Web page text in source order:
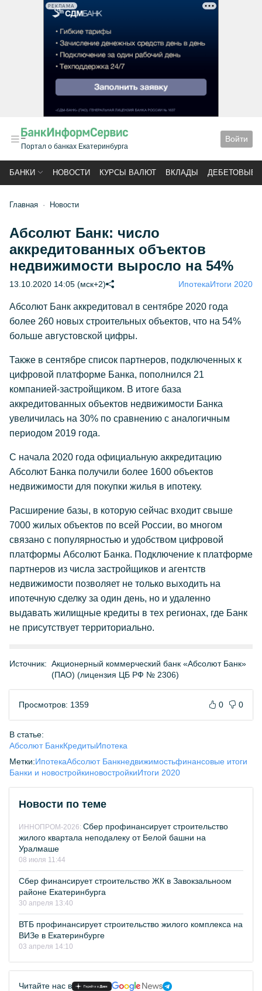
РЕКЛАМА
Портал о банках Екатеринбурга
Войти
БАНКИ НОВОСТИ КУРСЫ ВАЛЮТ ВКЛАДЫ ДЕБЕТОВЫЕ
Главная Новости
Абсолют Банк: число
аккредитованных объектов
недвижимости выросло на 54%
13.10.2020 14:05 (мск+2) ИпотекаИтоги 2020
Абсолют Банк аккредитовал в сентябре 2020 года
более 260 новых строительных объектов, что на 54%
больше августовской цифры.
Также в сентябре список партнеров, подключенных к
цифровой платформе Банка, пополнился 21
компанией-застройщиком. В итоге база
аккредитованных объектов недвижимости Банка
увеличилась на 30% по сравнению с аналогичным
периодом 2019 года.
С начала 2020 года официальную аккредитацию
Абсолют Банка получили более 1600 объектов
недвижимости для покупки жилья в ипотеку.
Расширение базы, в которую сейчас входит свыше
7000 жилых объектов по всей России, во многом
связано с популярностью и удобством цифровой
платформы Абсолют Банка. Подключение к платформе
партнеров из числа застройщиков и агентств
недвижимости позволяет не только выходить на
ипотечную сделку за один день, но и удаленно
выдавать жилищные кредиты в тех регионах, где Банк
не присутствует территориально.
Источник: Акционерный коммерческий банк «Абсолют Банк»
(ПАО) (лицензия ЦБ РФ № 2306)
Просмотров: 1359 0 0
В статье:
Абсолют БанкКредитыИпотека
Метки:ИпотекаАбсолют Банкнедвижимостьфинансовые итоги
Банки и новостройкиновостройкиИтоги 2020
Новости по теме
ИННОПРОМ-2026: Сбер профинансирует строительство
жилого квартала неподалеку от Белой башни на
Уралмаше
08 июля 11:44
Сбер финансирует строительство ЖК в Завокзальноом
районе Екатеринбурга
30 апреля 13:40
ВТБ профинансирует строительство жилого комплекса на
ВИЗе в Екатеринбурге
03 апреля 14:10
Читайте нас в